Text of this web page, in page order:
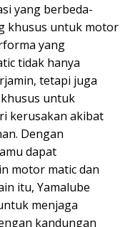
yang berbeda-
khusus untuk motor
yang
tidak hanya
tetapi juga
untuk
kerusakan akibat
Dengan
dapat
motor matic dan
itu, Yamalube
menjaga
kandungan